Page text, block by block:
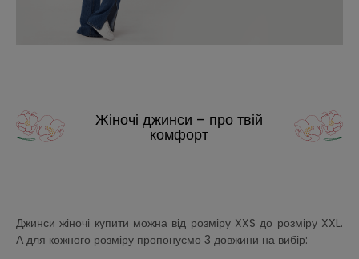
Жіночі джинси – про твій
комфорт
Джинси жіночі купити можна від розміру XXS до розміру XXL.
А для кожного розміру пропонуємо 3 довжини на вибір: